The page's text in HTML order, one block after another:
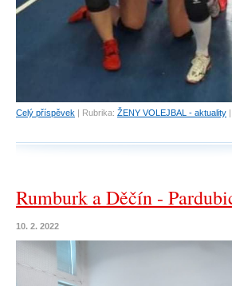
Celý příspěvek Rubrika: ŽENY VOLEJBAL - aktuality
Rumburk a Děčín -
10. 2. 2022